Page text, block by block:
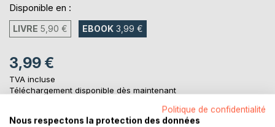
Disponible en :
LIVRE 5,90 € EBOOK 3,99 €
3,99 €
TVA incluse
Téléchargement disponible dès maintenant
Politique de confidentialité
Nous respectons la protection des données